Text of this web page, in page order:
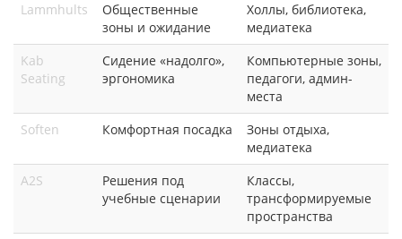
Lammhults
Общественные
зоны и ожидание
Холлы, библиотека,
медиатека
Kab
Seating
Сидение «надолго»,
эргономика
Компьютерные зоны,
педагоги, админ-
места
Soften
Комфортная посадка
Зоны отдыха,
медиатека
A2S
Решения под
учебные сценарии
Классы,
трансформируемые
пространства